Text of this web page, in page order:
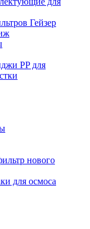
Гейзер
PP для
нового
для осмоса